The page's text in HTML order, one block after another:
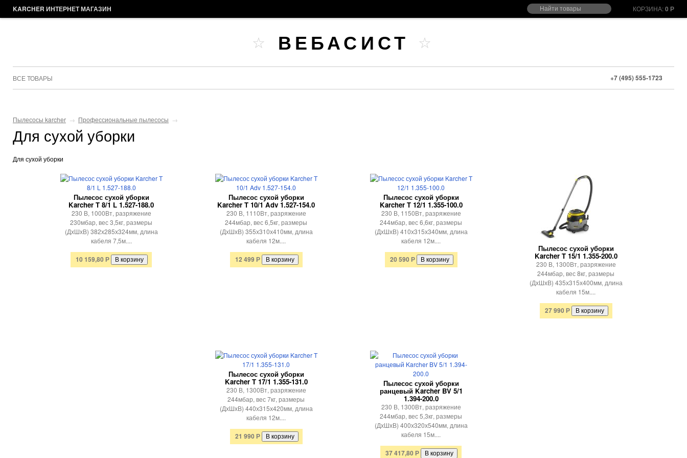
КОРЗИНА:0 Р
KARCHER ИНТЕРНЕТ МАГАЗИН
ВЕБАСИСТ
+7 (495) 555-1723
ВСЕ ТОВАРЫ
Пылесосы karcher → Профессиональные пылесосы →
Для сухой уборки
Для сухой уборки
Пылесос сухой уборки
Karcher T 8/1 L 1.527-188.0
230 В, 1000Вт, разряжение
230мбар, вес 3,5кг, размеры
(ДхШхВ) 382х285х324мм, длина
кабеля 7,5м....
10 159,80 Р
Пылесос сухой уборки
Karcher T 10/1 Adv 1.527-154.0
230 В, 1110Вт, разряжение
244мбар, вес 6,5кг, размеры
(ДхШхВ) 355х310х410мм, длина
кабеля 12м....
12 499 Р
Пылесос сухой уборки
Karcher T 12/1 1.355-100.0
230 В, 1150Вт, разряжение
244мбар, вес 6,6кг, размеры
(ДхШхВ) 410х315х340мм, длина
кабеля 12м....
20 590 Р
Пылесос сухой уборки
Karcher T 15/1 1.355-200.0
230 В, 1300Вт, разряжение
244мбар, вес 8кг, размеры
(ДхШхВ) 435х315х400мм, длина
кабеля 15м....
27 990 Р
Пылесос сухой уборки
Karcher T 17/1 1.355-131.0
230 В, 1300Вт, разряжение
244мбар, вес 7кг, размеры
(ДхШхВ) 440х315х420мм, длина
кабеля 12м....
21 990 Р
Пылесос сухой уборки
ранцевый Karcher BV 5/1
1.394-200.0
230 В, 1300Вт, разряжение
244мбар, вес 5,3кг, размеры
(ДхШхВ) 400х320х540мм, длина
кабеля 15м....
37 417,80 Р